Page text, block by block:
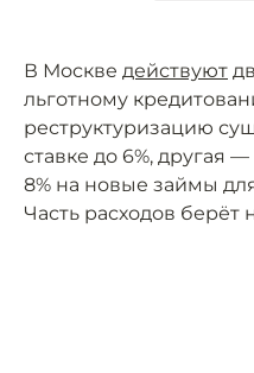
В Москве действуют
льготному
реструктуризацию
ставке до 6%, другая
8% на новые займы
Часть расходов берёт